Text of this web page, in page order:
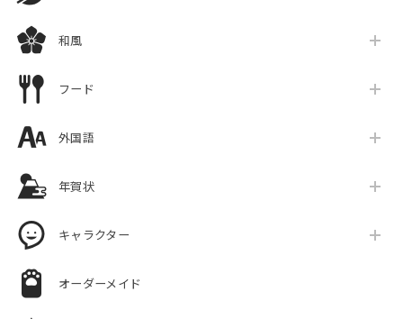
和風
フード
外国語
年賀状
キャラクター
オーダーメイド